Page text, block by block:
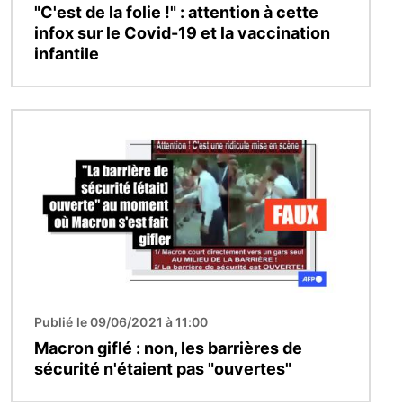
"C'est de la folie !" : attention à cette
infox sur le Covid-19 et la vaccination
infantile
Publié le 09/06/2021 à 11:00
Macron giflé : non, les barrières de
sécurité n'étaient pas "ouvertes"